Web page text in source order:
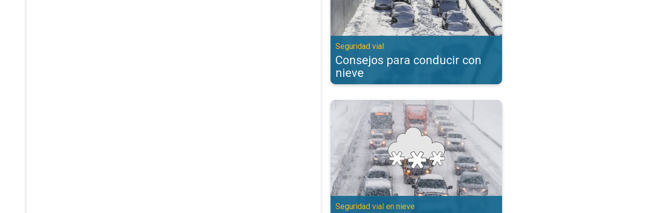
Seguridad vial
Consejos para conducir con
nieve
Consejos esenciales para conducir en invierno. Seguridad vial en nieve. . .
Seguridad vial en nieve